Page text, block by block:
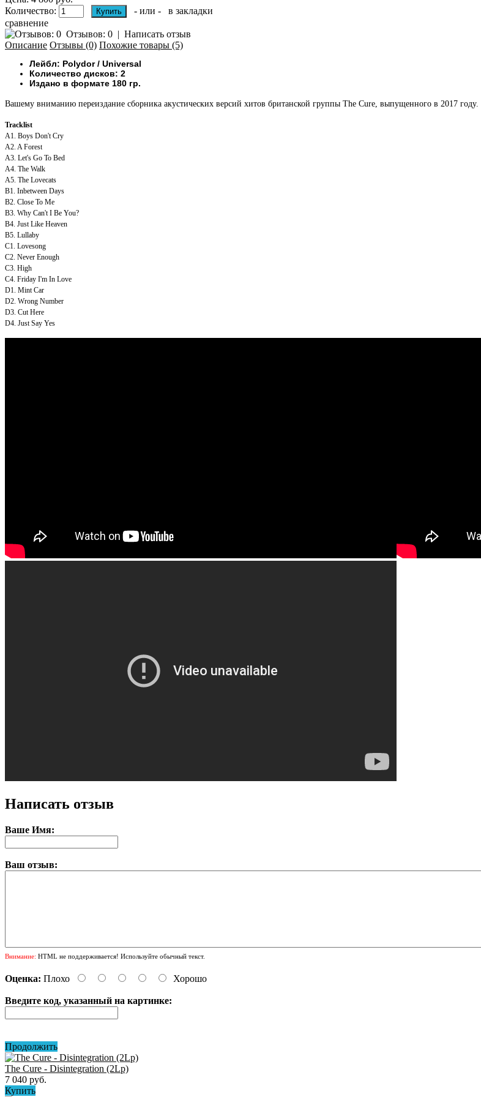
Количество:
- или -
в закладки
сравнение
Отзывов: 0 | Написать отзыв
Описание Отзывы (0) Похожие товары (5)
Лейбл: Polydor / Universal
Количество дисков: 2
Издано в формате 180 гр.
Вашему вниманию переиздание сборника акустических версий хитов британской группы The Cure, выпущенного в 2017
Tracklist
A1. Boys Don't Cry
A2. A Forest
A3. Let's Go To Bed
A4. The Walk
A5. The Lovecats
B1. Inbetween Days
B2. Close To Me
B3. Why Can't I Be You?
B4. Just Like Heaven
B5. Lullaby
C1. Lovesong
C2. Never Enough
C3. High
C4. Friday I'm In Love
D1. Mint Car
D2. Wrong Number
D3. Cut Here
D4. Just Say Yes
Написать отзыв
Ваше Имя:
Ваш отзыв:
Внимание: HTML не поддерживается! Используйте обычный текст.
Оценка: Плохо Хорошо
Введите код, указанный на картинке:
Продолжить
The Cure - Disintegration (2Lp)
7 040 руб.
Купить